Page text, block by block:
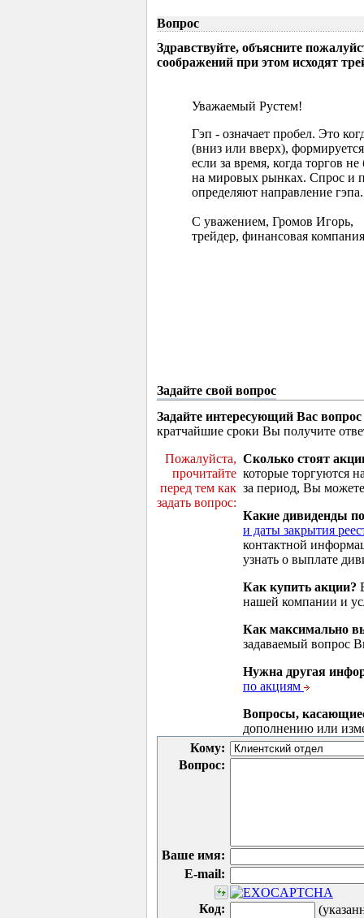
Вопрос
Здравствуйте, объясните
соображений при этом исходят
Уважаемый Рустем!
Гэп - означает пробел. Это
(вниз или вверх),
если за время, когда торгов
на мировых рынках. Спрос и
определяют направление гэпа.
С уважением, Громов Игорь,
трейдер, финансовая
Задайте свой вопрос
Задайте интересующий Вас вопрос
кратчайшие сроки Вы получите
Пожалуйста,
прочитайте
перед тем как
задать вопрос:
Сколько стоят
которые торгуются
за период, Вы
Какие дивиденды
и даты закрытия
контактной
узнать о выплате
Как купить акции?
нашей компании и
Как максимально
задаваемый вопрос
Нужна другая
по акциям
Вопросы,
дополнению или
Кому:
Вопрос:
Ваше имя:
E-mail:
Код: